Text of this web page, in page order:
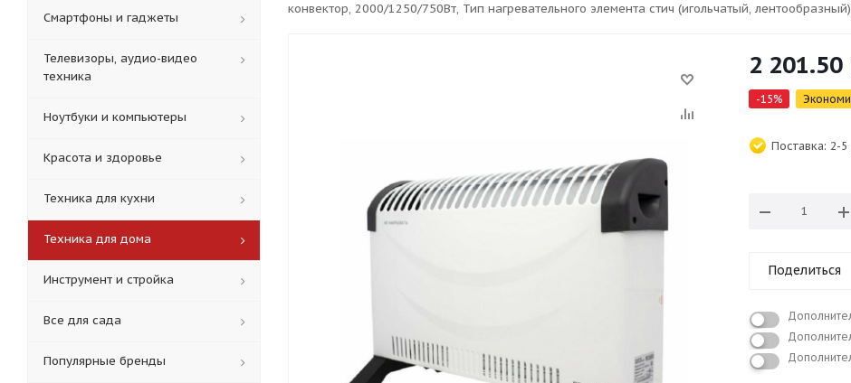
конвектор, 2000/1250/750Вт, Тип нагревательного элемента стич (игольчатый,
2 201.50
-15%
Поставка: 2-
Поделиться
Смартфоны и гаджеты
Телевизоры, аудио-видео
техника
Ноутбуки и компьютеры
Красота и здоровье
Техника для кухни
Техника для дома
Инструмент и стройка
Все для сада
Популярные бренды